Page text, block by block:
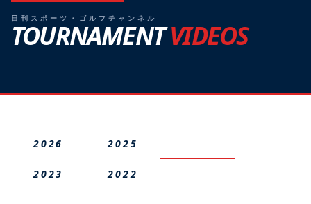
日刊スポーツ・ゴルフチャンネル
TOURNAMENTVIDEOS
2026 2025
2023 2022